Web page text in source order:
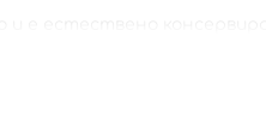
могат да варират по